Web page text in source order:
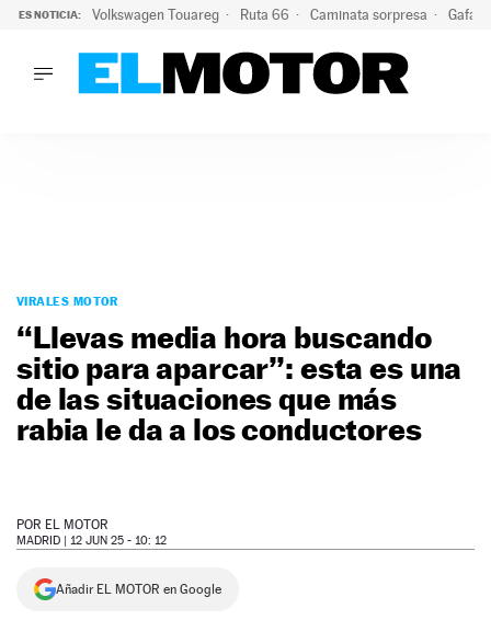
ES NOTICIA: Volkswagen Touareg Ruta 66 Caminata sorpresa Gafas
PODCAST
MOTOS
TECNOLOGÍA
SUPERCOCHES
MOTORTV
NEWSLETTER
SÍGUENOS
VIRALES MOTOR
“Llevas media hora buscando
sitio para aparcar”: esta es una
de las situaciones que más
rabia le da a los conductores
POR EL MOTOR
MADRID | 12 JUN 25 - 10: 12
Añadir EL MOTOR en Google